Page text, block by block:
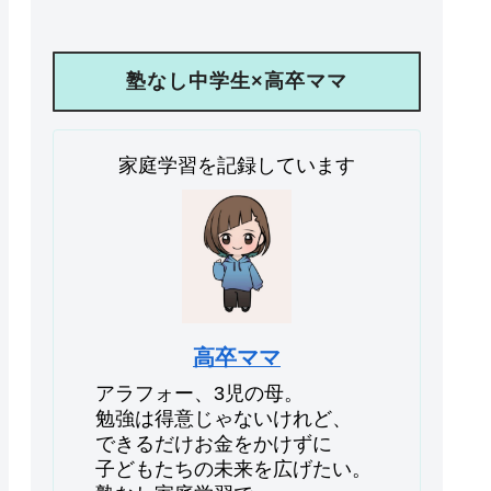
塾なし中学生×高卒ママ
家庭学習を記録しています
高卒ママ
アラフォー、3児の母。
勉強は得意じゃないけれど、
できるだけお金をかけずに
子どもたちの未来を広げたい。